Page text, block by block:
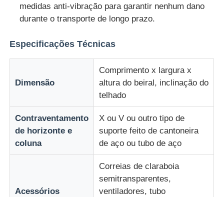
medidas anti-vibração para garantir nenhum dano
durante o transporte de longo prazo.
Especificações Técnicas
Dimensão
Comprimento x largura x
altura do beiral, inclinação do
telhado
Contraventamento
de horizonte e
coluna
X ou V ou outro tipo de
suporte feito de cantoneira
de aço ou tubo de aço
Acessórios
Correias de claraboia
semitransparentes,
ventiladores, tubo